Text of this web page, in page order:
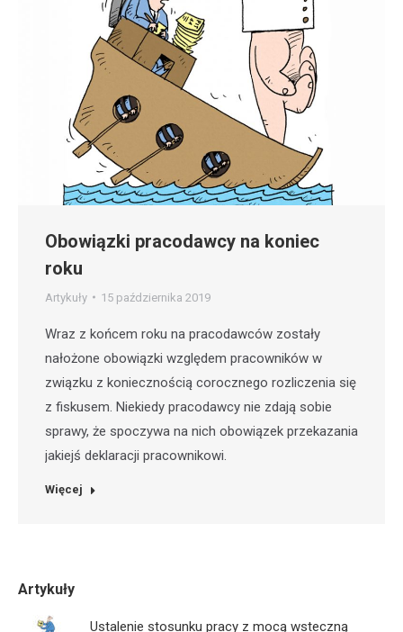
Obowiązki pracodawcy na koniec
roku
Artykuły 15 października 2019
Wraz z końcem roku na pracodawców zostały
nałożone obowiązki względem pracowników w
związku z koniecznością corocznego rozliczenia się
z fiskusem. Niekiedy pracodawcy nie zdają sobie
sprawy, że spoczywa na nich obowiązek przekazania
jakiejś deklaracji pracownikowi.
Więcej
Artykuły
Ustalenie stosunku pracy z mocą wsteczną